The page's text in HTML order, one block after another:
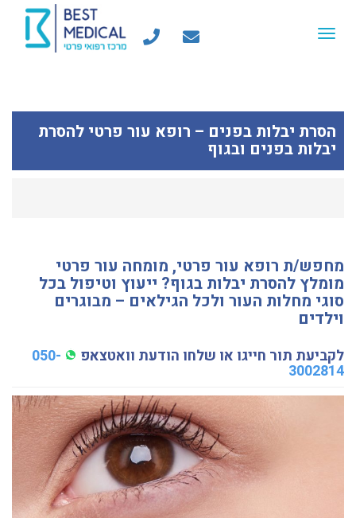
Toggle
הסרת יבלות בפנים – רופא עור פרטי להסרת
יבלות בפנים ובגוף
מחפש/ת רופא עור פרטי, מומחה עור פרטי
מומלץ להסרת יבלות בגוף? ייעוץ וטיפול בכל
סוגי מחלות העור ולכל הגילאים – מבוגרים
וילדים
לקביעת תור חייגו או שלחו הודעת וואטצאפ 050-
3002814